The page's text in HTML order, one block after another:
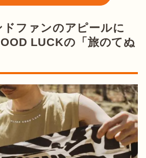
ドファンのアピールに
LUCKの「旅のてぬ